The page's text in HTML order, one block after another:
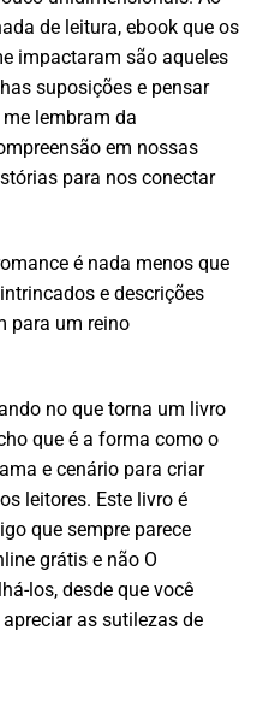
de leitura, ebook que os
impactaram são aqueles
suposições e pensar
lembram da
em nossas
para nos conectar
é nada menos que
e descrições
para um reino
no que torna um livro
que é a forma como o
e cenário para criar
leitores. Este livro é
que sempre parece
grátis e não O
los, desde que você
as sutilezas de